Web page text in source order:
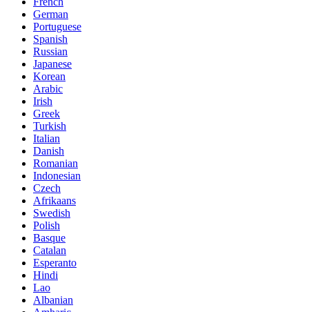
German
Portuguese
Spanish
Russian
Japanese
Korean
Arabic
Irish
Greek
Turkish
Italian
Danish
Romanian
Indonesian
Czech
Afrikaans
Swedish
Polish
Basque
Catalan
Esperanto
Hindi
Lao
Albanian